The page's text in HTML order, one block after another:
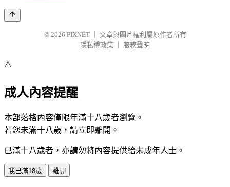
© 2026 PIXNET
文章與圖片權利屬原作者所有
隱私權政策
服務聲明
⚠️
成人內容提醒
本部落格內容僅限年滿十八歲者瀏覽。
若您未滿十八歲，請立即離開。
已滿十八歲者，亦請勿將內容提供給未成年人士。
我已滿18歲 離開